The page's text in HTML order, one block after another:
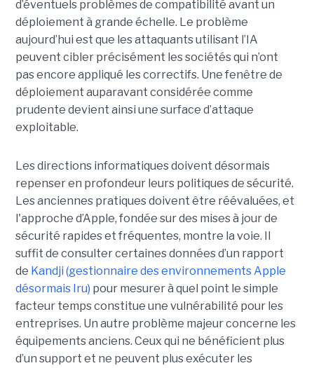
d’éventuels problèmes de compatibilité avant un
déploiement à grande échelle. Le problème
aujourd’hui est que les attaquants utilisant l’IA
peuvent cibler précisément les sociétés qui n’ont
pas encore appliqué les correctifs. Une fenêtre de
déploiement auparavant considérée comme
prudente devient ainsi une surface d’attaque
exploitable.
Les directions informatiques doivent désormais
repenser en profondeur leurs politiques de sécurité.
Les anciennes pratiques doivent être réévaluées, et
l'approche d’Apple, fondée sur des mises à jour de
sécurité rapides et fréquentes, montre la voie. Il
suffit de consulter certaines données d’un rapport
de Kandji (gestionnaire des environnements Apple
désormais Iru) pour mesurer à quel point le simple
facteur temps constitue une vulnérabilité pour les
entreprises. Un autre problème majeur concerne les
équipements anciens. Ceux qui ne bénéficient plus
d’un support et ne peuvent plus exécuter les